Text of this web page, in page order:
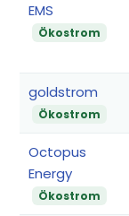
EMS
Ökostrom
goldstrom
Ökostrom
Octopus
Energy
Ökostrom